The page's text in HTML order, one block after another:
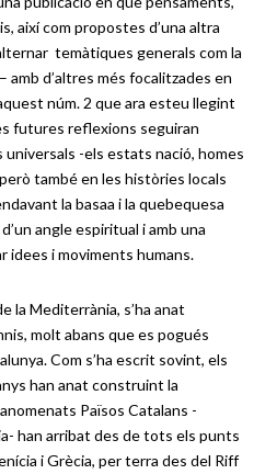
així com propostes d’una altra
temàtiques generals com la
– amb d’altres més focalitzades en
núm. 2 que ara esteu llegint
futures reflexions seguiran
-els estats nació, homes
també en les històries locals
la basaa i la quebequesa
angle espiritual i amb una
idees i moviments humans.
la Mediterrània, s’ha anat
molt abans que es pogués
Com s’ha escrit sovint, els
han anat construint la
Països Catalans -
han arribat des de tots els punts
i Grècia, per terra des del Riff